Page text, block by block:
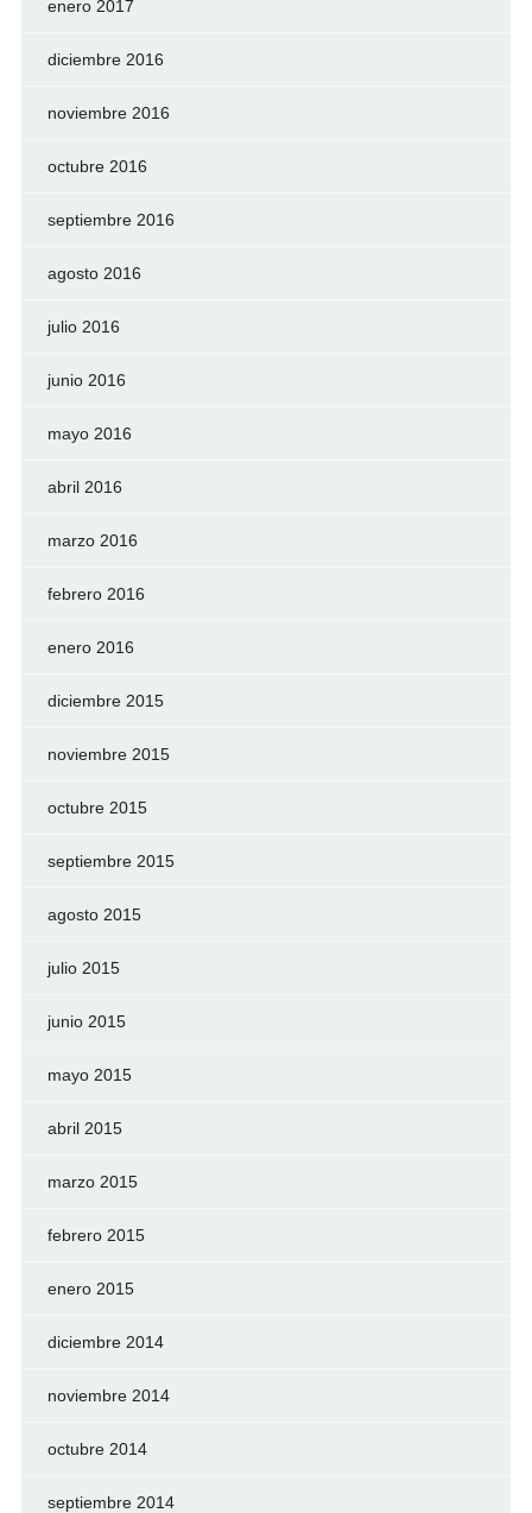
enero 2017
diciembre 2016
noviembre 2016
octubre 2016
septiembre 2016
agosto 2016
julio 2016
junio 2016
mayo 2016
abril 2016
marzo 2016
febrero 2016
enero 2016
diciembre 2015
noviembre 2015
octubre 2015
septiembre 2015
agosto 2015
julio 2015
junio 2015
mayo 2015
abril 2015
marzo 2015
febrero 2015
enero 2015
diciembre 2014
noviembre 2014
octubre 2014
septiembre 2014